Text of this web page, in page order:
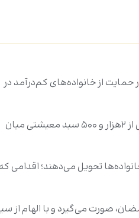
حمایت از خانواده‌های کم‌درآمد در
احمد نجم، رئیس این کمیته، در گفت‌وگو با مرکز خبری اعلام کرد: «در چهارچوب یک برنامۀ میدانی منظم که مناطق اصلی توزیع را در بر می‌گیرد، بیش از ۲هزار و ۵۰۰ سبد معیشتی میان
تحویل می‌دهند؛ اقدامی
صورت می‌گیرد و با الهام از